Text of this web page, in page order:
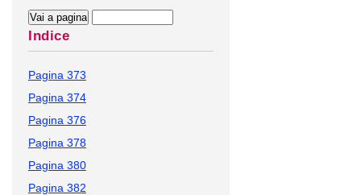
Indice
Pagina 373
Pagina 374
Pagina 376
Pagina 378
Pagina 380
Pagina 382